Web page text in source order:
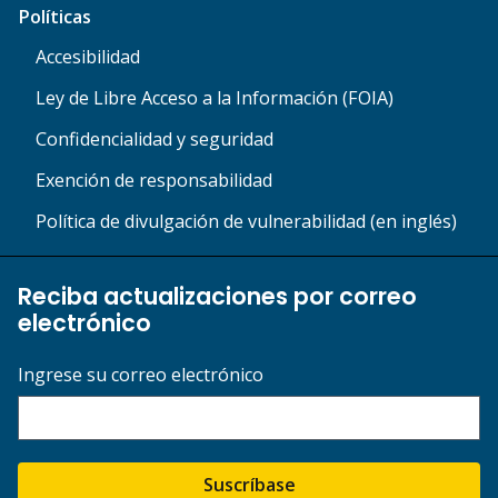
Políticas
Accesibilidad
Ley de Libre Acceso a la Información (FOIA)
Confidencialidad y seguridad
Exención de responsabilidad
Política de divulgación de vulnerabilidad (en inglés)
Reciba actualizaciones por correo
electrónico
Ingrese su correo electrónico
Suscríbase